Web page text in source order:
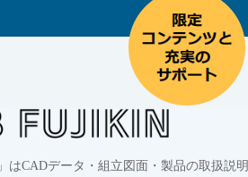
」はCADデータ・組立図面・製品の取扱説明